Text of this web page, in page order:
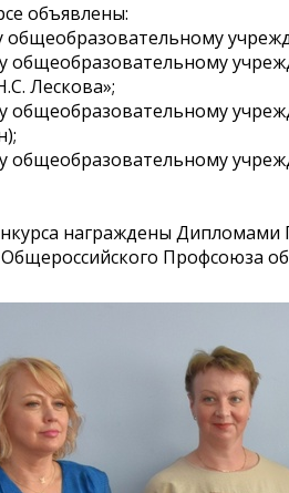
объявлены:
Лескова»;
награждены
Общероссийского